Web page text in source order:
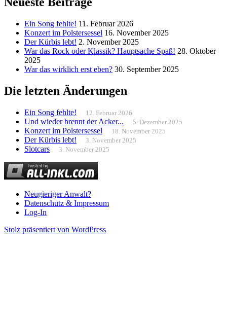
Ein Song fehlte! 11. Februar 2026
Konzert im Polstersessel 16. November 2025
Der Kürbis lebt! 2. November 2025
War das Rock oder Klassik? Hauptsache Spaß! 28. Oktober
2025
War das wirklich erst eben? 30. September 2025
Die letzten Änderungen
Ein Song fehlte! 12. Februar 2026
Und wieder brennt der Acker... 5. Dezember 2025
Konzert im Polstersessel 18. November 2025
Der Kürbis lebt! 3. November 2025
Slotcars 3. November 2025
Neugieriger Anwalt?
Datenschutz & Impressum
Log-In
Stolz präsentiert von WordPress